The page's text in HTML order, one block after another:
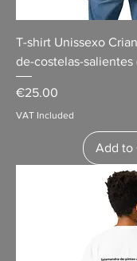
T-shirt Unissexo
de-costelas-salientes
Price
€25.00
VAT Included
Add to